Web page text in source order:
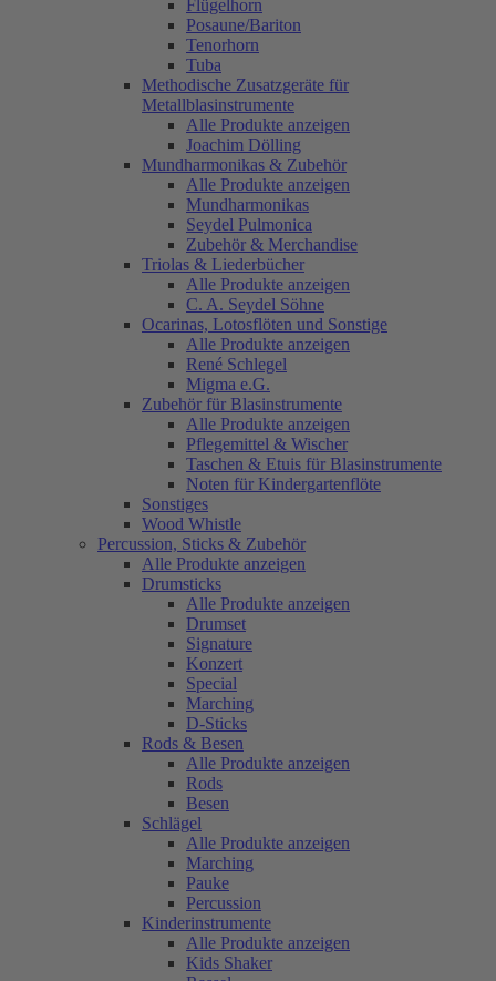
Flügelhorn
Posaune/Bariton
Tenorhorn
Tuba
Methodische Zusatzgeräte für
Metallblasinstrumente
Alle Produkte anzeigen
Joachim Dölling
Mundharmonikas & Zubehör
Alle Produkte anzeigen
Mundharmonikas
Seydel Pulmonica
Zubehör & Merchandise
Triolas & Liederbücher
Alle Produkte anzeigen
C. A. Seydel Söhne
Ocarinas, Lotosflöten und Sonstige
Alle Produkte anzeigen
René Schlegel
Migma e.G.
Zubehör für Blasinstrumente
Alle Produkte anzeigen
Pflegemittel & Wischer
Taschen & Etuis für Blasinstrumente
Noten für Kindergartenflöte
Sonstiges
Wood Whistle
Percussion, Sticks & Zubehör
Alle Produkte anzeigen
Drumsticks
Alle Produkte anzeigen
Drumset
Signature
Konzert
Special
Marching
D-Sticks
Rods & Besen
Alle Produkte anzeigen
Rods
Besen
Schlägel
Alle Produkte anzeigen
Marching
Pauke
Percussion
Kinderinstrumente
Alle Produkte anzeigen
Kids Shaker